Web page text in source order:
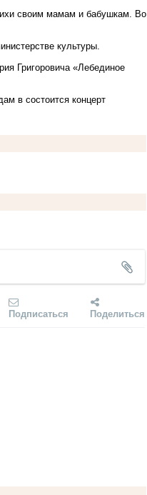
своим мамам и бабушкам. Во
культуры.
Григоровича «Лебединое
в состоится концерт
Подписаться Поделиться